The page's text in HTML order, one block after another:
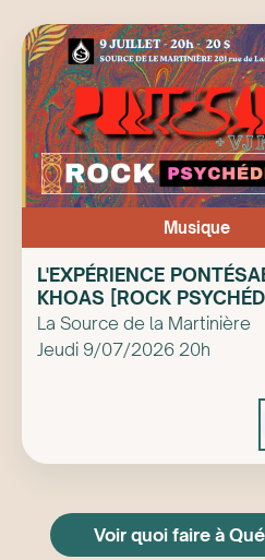
Musique
L'EXPÉRIENCE
KHOAS [ROCK
La Source de la
La Source de la Martinière
Jeudi 9/07/2026 20h
Voir quoi faire à